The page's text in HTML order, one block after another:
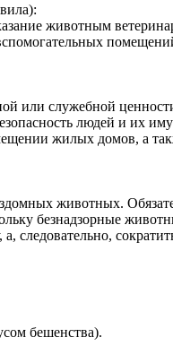
животным
или служебной
людей‌ и их
жилых домов, а
животных.
безнадзорные
следовательно,
бешенства).